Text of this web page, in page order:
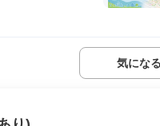
気になる